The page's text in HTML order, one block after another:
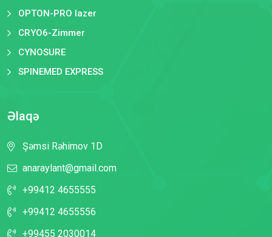
OPTON-PRO lazer
CRYO6-Zimmer
CYNOSURE
SPINEMED EXPRESS
Əlaqə
Şəmsi Rəhimov 1D
anaraylant@gmail.com
+99412 4655555
+99412 4655556
+99455 2030014